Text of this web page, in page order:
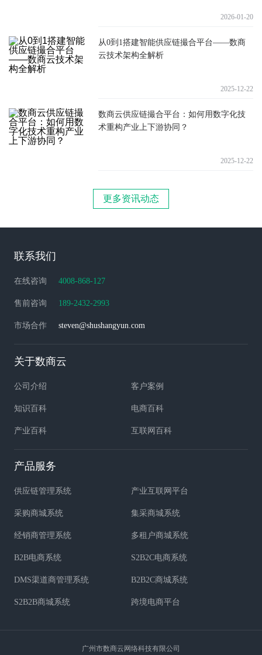
2026-01-20
从0到1搭建智能供应链撮合平台——数商
云技术架构全解析
2025-12-22
数商云供应链撮合平台：如何用数字化技
术重构产业上下游协同？
2025-12-22
更多资讯动态
联系我们
在线咨询 4008-868-127
售前咨询 189-2432-2993
市场合作 steven@shushangyun.com
关于数商云
公司介绍 客户案例
知识百科 电商百科
产业百科 互联网百科
产品服务
供应链管理系统 产业互联网平台
采购商城系统 集采商城系统
经销商管理系统 多租户商城系统
B2B电商系统 S2B2C电商系统
DMS渠道商管理系统 B2B2C商城系统
S2B2B商城系统 跨境电商平台
广州市数商云网络科技有限公司